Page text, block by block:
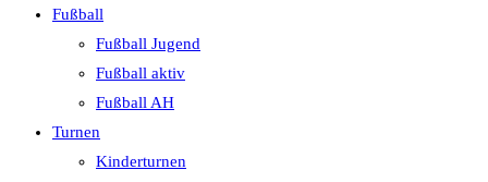
Fußball
Fußball Jugend
Fußball aktiv
Fußball AH
Turnen
Kinderturnen